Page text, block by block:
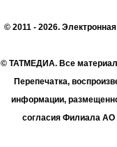
© 2011 - 2026.
© ТАТМЕДИА. Все
Перепечатка,
информации,
согласия Филиала